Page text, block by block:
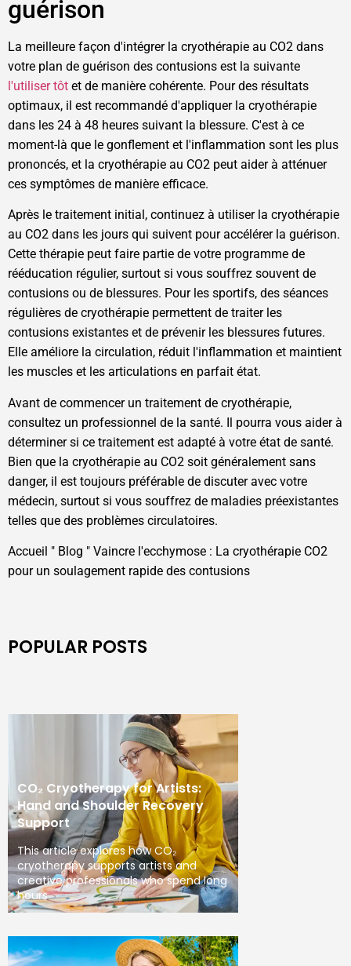
guérison
La meilleure façon d'intégrer la cryothérapie au CO2 dans
votre plan de guérison des contusions est la suivante
l'utiliser tôt et de manière cohérente. Pour des résultats
optimaux, il est recommandé d'appliquer la cryothérapie
dans les 24 à 48 heures suivant la blessure. C'est à ce
moment-là que le gonflement et l'inflammation sont les plus
prononcés, et la cryothérapie au CO2 peut aider à atténuer
ces symptômes de manière efficace.
Après le traitement initial, continuez à utiliser la cryothérapie
au CO2 dans les jours qui suivent pour accélérer la guérison.
Cette thérapie peut faire partie de votre programme de
rééducation régulier, surtout si vous souffrez souvent de
contusions ou de blessures. Pour les sportifs, des séances
régulières de cryothérapie permettent de traiter les
contusions existantes et de prévenir les blessures futures.
Elle améliore la circulation, réduit l'inflammation et maintient
les muscles et les articulations en parfait état.
Avant de commencer un traitement de cryothérapie,
consultez un professionnel de la santé. Il pourra vous aider à
déterminer si ce traitement est adapté à votre état de santé.
Bien que la cryothérapie au CO2 soit généralement sans
danger, il est toujours préférable de discuter avec votre
médecin, surtout si vous souffrez de maladies préexistantes
telles que des problèmes circulatoires.
Accueil " Blog " Vaincre l'ecchymose : La cryothérapie CO2
pour un soulagement rapide des contusions
POPULAR POSTS
CO₂ Cryotherapy for Artists:
Hand and Shoulder Recovery
Support
This article explores how CO₂
cryotherapy supports artists and
creative professionals who spend long
hours